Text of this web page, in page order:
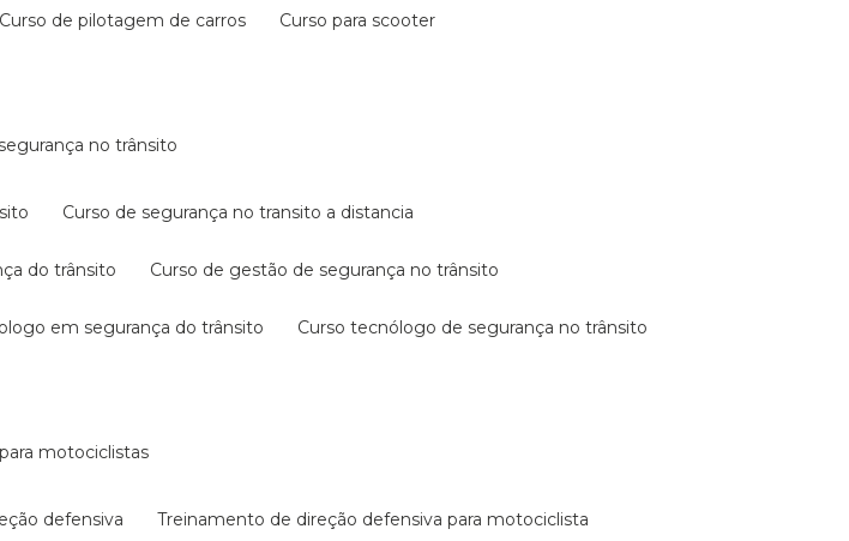
curso de pilotagem de carros curso para scooter
no trânsito
curso de segurança no transito a distancia
do trânsito curso de gestão de segurança no trânsito
em segurança do trânsito curso tecnólogo de segurança no trânsito
para motociclistas
defensiva treinamento de direção defensiva para motociclista